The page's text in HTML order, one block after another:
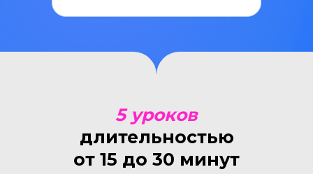
5 уроков
длительностью
от 15 до 30 минут